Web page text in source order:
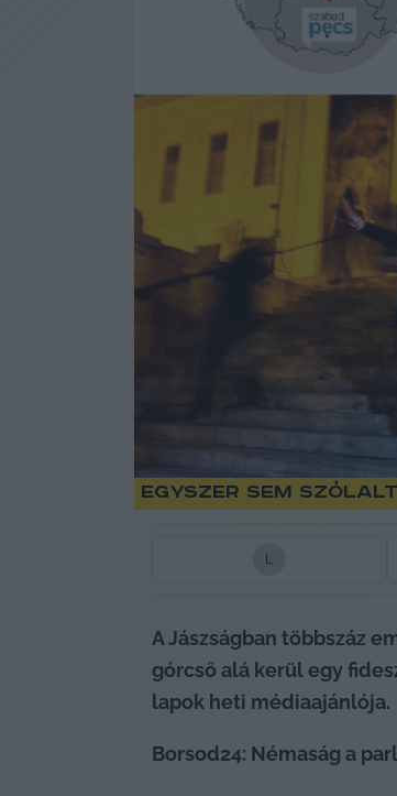
Egyszer sem
L
A Jászságban többszáz
górcső alá kerül egy
lapok heti médiaajánlója.
Borsod24: Némaság a